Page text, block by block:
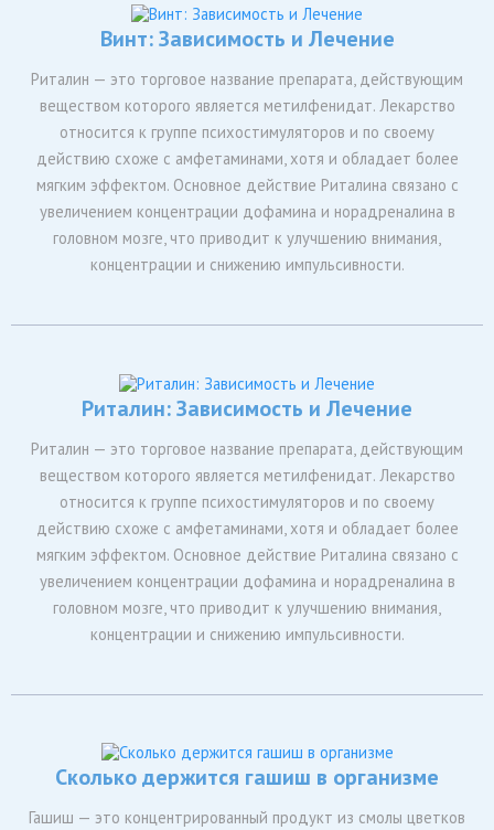
Винт: Зависимость и Лечение
Риталин — это торговое название препарата, действующим
веществом которого является метилфенидат. Лекарство
относится к группе психостимуляторов и по своему
действию схоже с амфетаминами, хотя и обладает более
мягким эффектом. Основное действие Риталина связано с
увеличением концентрации дофамина и норадреналина в
головном мозге, что приводит к улучшению внимания,
концентрации и снижению импульсивности.
Риталин: Зависимость и Лечение
Риталин — это торговое название препарата, действующим
веществом которого является метилфенидат. Лекарство
относится к группе психостимуляторов и по своему
действию схоже с амфетаминами, хотя и обладает более
мягким эффектом. Основное действие Риталина связано с
увеличением концентрации дофамина и норадреналина в
головном мозге, что приводит к улучшению внимания,
концентрации и снижению импульсивности.
Сколько держится гашиш в организме
Гашиш — это концентрированный продукт из смолы цветков